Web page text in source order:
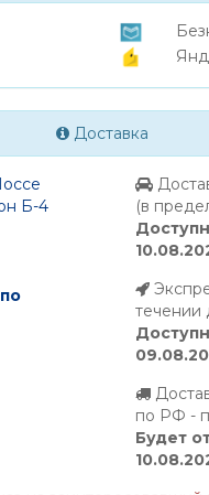
Доставка
Б-4
(в
течении
по РФ -
Будет